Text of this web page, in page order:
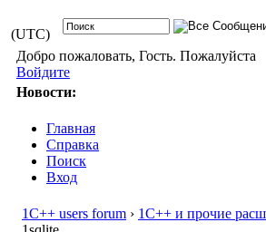
(UTC)
Добро пожаловать, Гость. Пожалуйста
Войдите
Новости:
Главная
Справка
Поиск
Вход
1С++ users forum › 1С++ и прочие